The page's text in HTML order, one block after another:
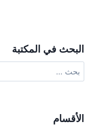
البحث في المكتبة
عن:
الأقسام